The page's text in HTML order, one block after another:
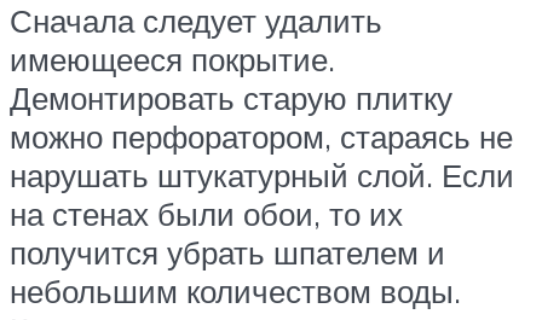
Сначала следует удалить
имеющееся покрытие.
Демонтировать старую плитку
можно перфоратором, стараясь не
нарушать штукатурный слой. Если
на стенах были обои, то их
получится убрать шпателем и
небольшим количеством воды.